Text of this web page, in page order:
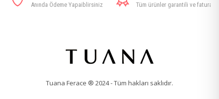
Anında Ödeme Yapaiblirsiniz
Tüm ürünler garantili ve faturalı
Tuana Ferace ® 2024 - Tüm hakları saklıdır.